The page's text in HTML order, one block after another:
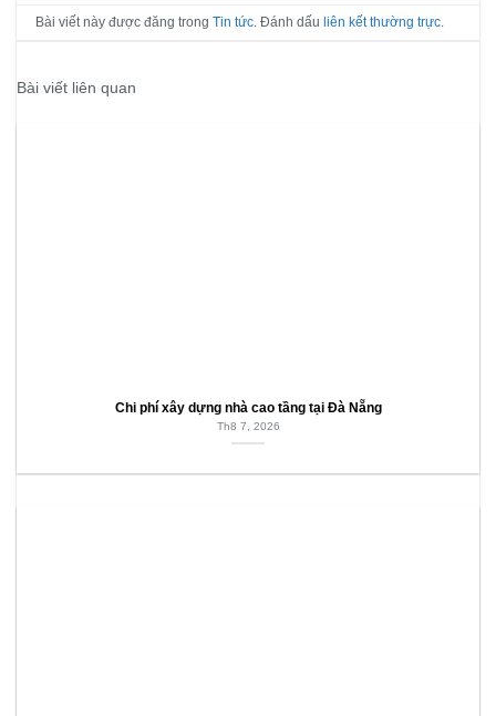
Bài viết này được đăng trongTin tức . Đánh dấu liên kết thường trực
Bài viết liên quan
Chi phí xây dựng nhà cao tầng tại Đà Nẵng
Th8 7, 2026